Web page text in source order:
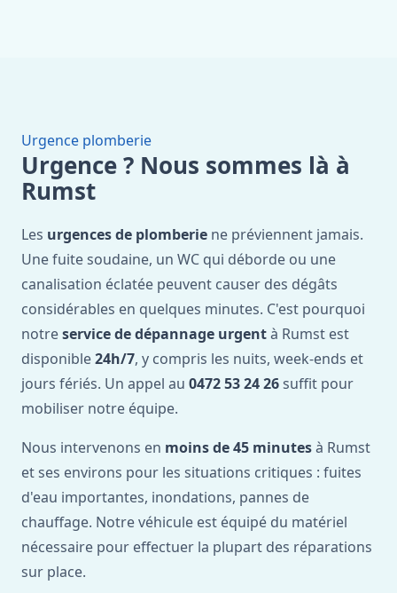
Urgence plomberie
Urgence ? Nous sommes là à
Rumst
Les urgences de plomberie ne préviennent jamais.
Une fuite soudaine, un WC qui déborde ou une
canalisation éclatée peuvent causer des dégâts
considérables en quelques minutes. C'est pourquoi
notreservice de dépannage urgentà Rumst est
disponible24h/7, y compris les nuits, week-ends et
jours fériés. Un appel au 0472 53 24 26 suffit pour
mobiliser notre équipe.
Nous intervenons en moins de 45 minutesà Rumst
et ses environs pour les situations critiques : fuites
d'eau importantes, inondations, pannes de
chauffage. Notre véhicule est équipé du matériel
nécessaire pour effectuer la plupart des réparations
sur place.